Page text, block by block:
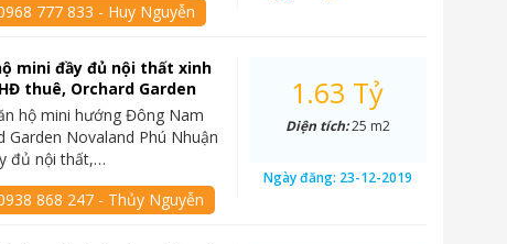
777 833 - Huy Nguyễn
mini đầy đủ nội thất xinh
thuê, Orchard Garden
hộ mini hướng Đông Nam
Garden Novaland Phú Nhuận
đủ nội thất,…
868 247 - Thủy Nguyễn
1.63 Tỷ
Diện tích:25 m2
Ngày đăng: 23-12-2019